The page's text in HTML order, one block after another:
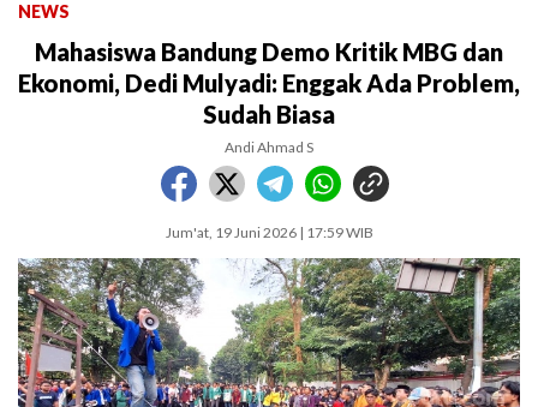
NEWS
Mahasiswa Bandung Demo Kritik MBG dan
Ekonomi, Dedi Mulyadi: Enggak Ada Problem,
Sudah Biasa
Andi Ahmad S
Jum'at, 19 Juni 2026 | 17:59 WIB